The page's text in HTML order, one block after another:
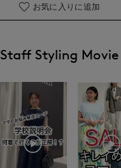
お気に入りに追加
Staff Styling Movie